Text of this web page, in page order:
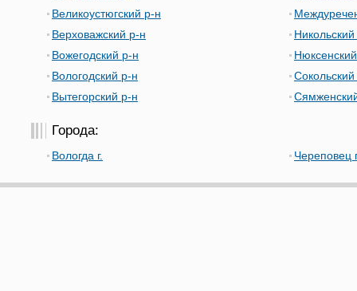
Великоустюгский р-н
Верховажский р-н
Вожегодский р-н
Вологодский р-н
Вытегорский р-н
Города:
Вологда г. Череповец